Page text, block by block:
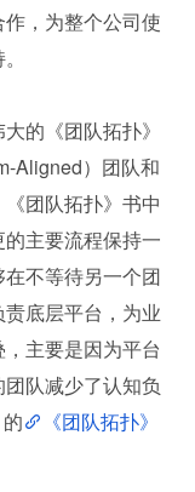
，为整个公司使
的《团队拓扑》
Aligned）团队和
团队拓扑》书中
主要流程保持一
不等待另一个团
底层平台，为业
主要是因为平台
队减少了认知负
《团队拓扑》